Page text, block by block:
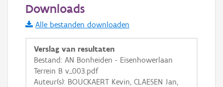
Informatie Vlaanderen
i
+ −
Downloads
Alle bestanden downloaden
Verslag van resultaten
Bestand: AN Bonheiden - Eisenhowerlaan
Terrein B v_003.pdf
Auteur(s): BOUCKAERT Kevin, CLAESEN Jan,